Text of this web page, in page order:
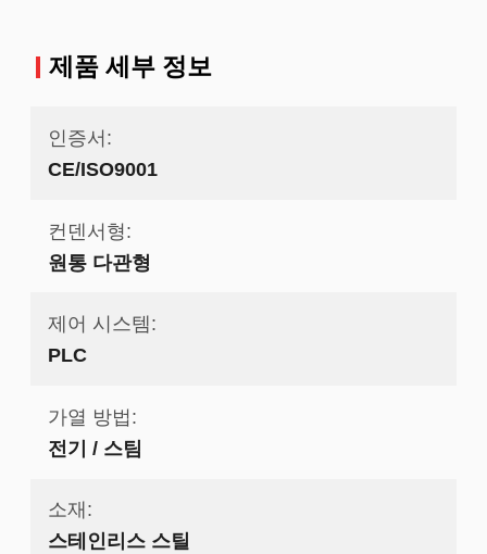
제품 세부 정보
인증서:
CE/ISO9001
컨덴서형:
원통 다관형
제어 시스템:
PLC
가열 방법:
전기 / 스팀
소재:
스테인리스 스틸